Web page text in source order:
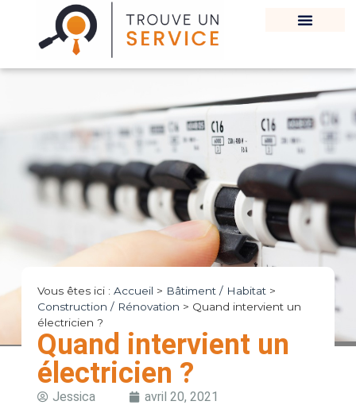
Vous êtes ici : Accueil > Bâtiment / Habitat>
Construction / Rénovation > Quand intervient un
électricien ?
Quand intervient un
électricien ?
Jessica avril 20, 2021